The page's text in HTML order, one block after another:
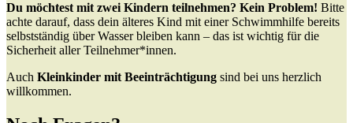
Du möchtest mit zwei Kindern teilnehmen? Kein Problem! Bitte
achte darauf, dass dein älteres Kind mit einer Schwimmhilfe bereits
selbstständig über Wasser bleiben kann – das ist wichtig für die
Sicherheit aller Teilnehmer*innen.
Auch Kleinkinder mit Beeinträchtigung sind bei uns herzlich
willkommen.